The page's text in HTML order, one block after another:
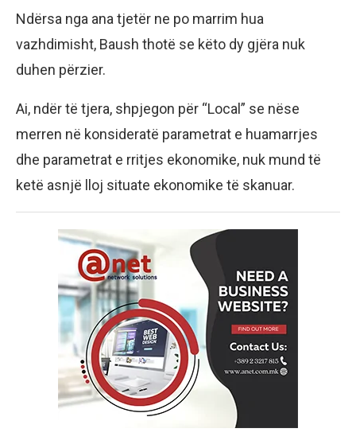
Ndërsa nga ana tjetër ne po marrim hua
vazhdimisht, Baush thotë se këto dy gjëra nuk
duhen përzier.
Ai, ndër të tjera, shpjegon për “Local” se nëse
merren në konsideratë parametrat e huamarrjes
dhe parametrat e rritjes ekonomike, nuk mund të
ketë asnjë lloj situate ekonomike të skanuar.